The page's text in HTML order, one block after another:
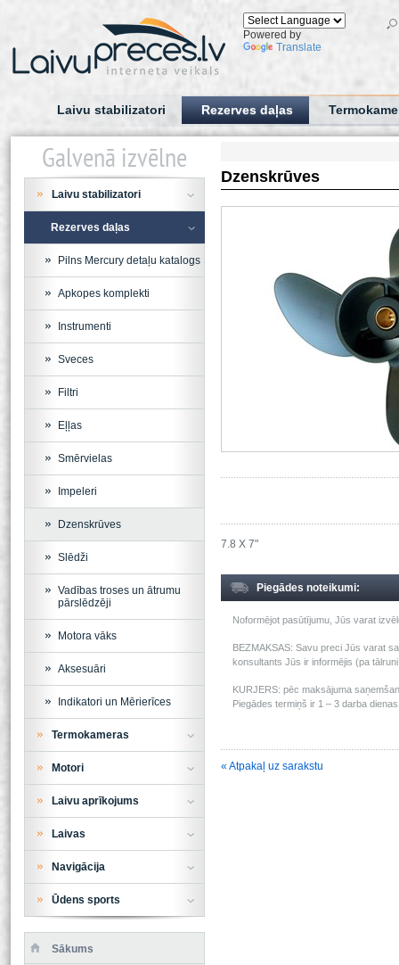
Powered by
Translate
Laivu stabilizatori Rezerves daļas
Dzenskrūves
7.8 X 7"
Piegādes noteikumi:
Noformējot pasūtījumu, Jūs varat
BEZMAKSAS: Savu preci Jūs varat
konsultants Jūs ir informējis (pa
KURJERS: pēc maksājuma
Piegādes termiņš ir 1 – 3 darba
« Atpakaļ uz sarakstu
Galvenā izvēlne
Laivu stabilizatori
Rezerves daļas
Pilns Mercury detaļu katalogs
Apkopes komplekti
Instrumenti
Sveces
Filtri
Eļļas
Smērvielas
Impeleri
Dzenskrūves
Slēdži
Vadības troses un ātrumu
pārslēdzēji
Motora vāks
Aksesuāri
Indikatori un Mērierīces
Termokameras
Motori
Laivu aprīkojums
Laivas
Navigācija
Ūdens sports
Sākums